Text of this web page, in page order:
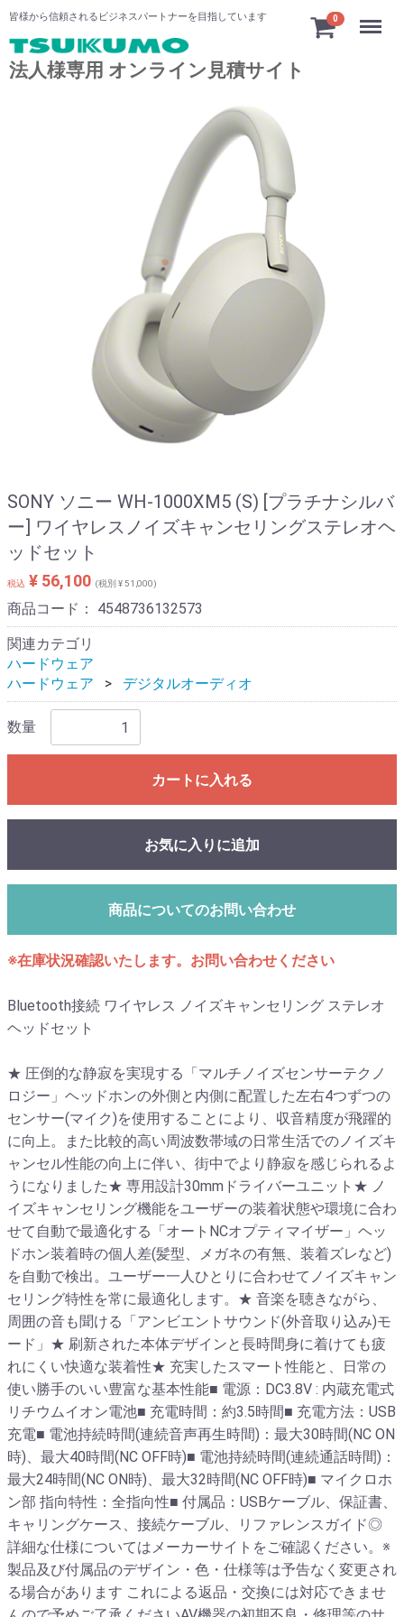
皆様から信頼されるビジネスパートナーを目指しています
法人様専用 オンライン見積サイト
0 Menu
SONY ソニー WH-1000XM5 (S) [プラチナシルバ
ー] ワイヤレスノイズキャンセリングステレオヘ
ッドセット
税込 ¥ 56,100 (税別 ¥ 51,000)
商品コード： 4548736132573
関連カテゴリ
ハードウェア
ハードウェア
デジタルオーディオ
数量
カートに入れる
お気に入りに追加
商品についてのお問い合わせ
※在庫状況確認いたします。お問い合わせください
Bluetooth接続 ワイヤレス ノイズキャンセリング ステレオ
ヘッドセット
★ 圧倒的な静寂を実現する「マルチノイズセンサーテクノ
ロジー」ヘッドホンの外側と内側に配置した左右4つずつの
センサー(マイク)を使用することにより、収音精度が飛躍的
に向上。また比較的高い周波数帯域の日常生活でのノイズキ
ャンセル性能の向上に伴い、街中でより静寂を感じられるよ
うになりました★ 専用設計30mmドライバーユニット★ ノ
イズキャンセリング機能をユーザーの装着状態や環境に合わ
せて自動で最適化する「オートNCオプティマイザー」ヘッ
ドホン装着時の個人差(髪型、メガネの有無、装着ズレなど)
を自動で検出。ユーザー一人ひとりに合わせてノイズキャン
セリング特性を常に最適化します。★ 音楽を聴きながら、
周囲の音も聞ける「アンビエントサウンド(外音取り込み)モ
ード」★ 刷新された本体デザインと長時間身に着けても疲
れにくい快適な装着性★ 充実したスマート性能と、日常の
使い勝手のいい豊富な基本性能■ 電源：DC3.8V : 内蔵充電式
リチウムイオン電池■ 充電時間：約3.5時間■ 充電方法：USB
充電■ 電池持続時間(連続音声再生時間)：最大30時間(NC ON
時)、最大40時間(NC OFF時)■ 電池持続時間(連続通話時間)：
最大24時間(NC ON時)、最大32時間(NC OFF時)■ マイクロホ
ン部 指向特性：全指向性■ 付属品：USBケーブル、保証書、
キャリングケース、接続ケーブル、リファレンスガイド◎
詳細な仕様についてはメーカーサイトをご確認ください。※
製品及び付属品のデザイン・色・仕様等は予告なく変更され
る場合があります これによる返品・交換には対応できませ